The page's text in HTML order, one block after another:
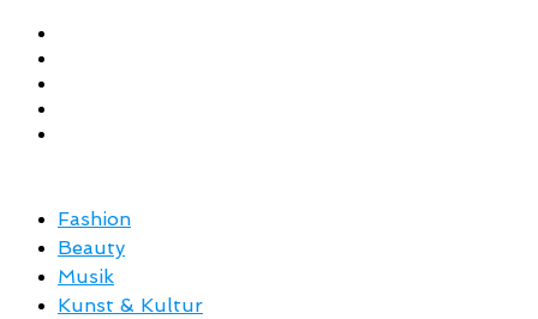
Fashion
Beauty
Musik
Kunst & Kultur